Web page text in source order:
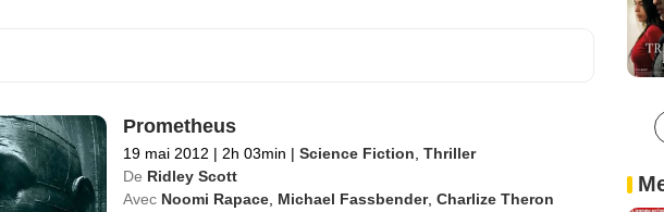
Prometheus
19 mai 2012 | 2h 03min | Science Fiction Thriller
De Ridley Scott
Avec Noomi Rapace, Michael Fassbender, Charlize Theron